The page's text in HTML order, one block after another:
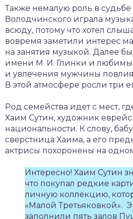
Также немалую роль в
Володчинского играла
всюду, потому что хотел
вовремя заметили интерес
на занятия музыкой. Далее
имени М. И. Глинки и
и увлечения мужчины
В этой атмосфере росли три
Род семейства идет с мест,
Хаим Сутин, художник
национальности. К слову,
сверстница Хаима, а его
актрисы похоронены на
Интересно! Хаим Сутин
что покупал редкие
личную коллекцию,
«Малой Третьяковкой».
заполнили пять залов